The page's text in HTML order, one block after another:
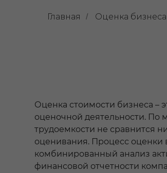
Главная / Оценка
Оценка стоимости бизнеса –
оценочной деятельности. По
трудоемкости не сравнится
оценивания. Процесс оценки
комбинированный анализ
финансовой отчетности